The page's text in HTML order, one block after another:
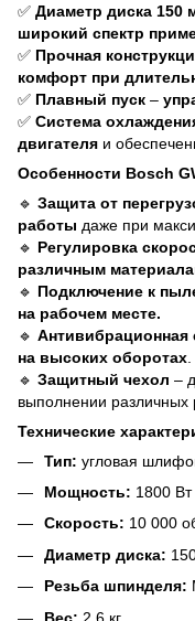
✅ Диаметр диска 150
широкий спектр
✅ Прочная
комфорт при
✅ Плавный пуск –
✅ Система
двигателя и
Особенности Bosch
🔹 Защита от
работы даже при
🔹 Регулировка
различным
🔹 Подключение к
на рабочем месте.
🔹 Антивибрационная
на высоких оборотах
🔹 Защитный чехол –
выполнении различных
Технические
Тип: угловая
Мощность: 1800 Вт
Скорость: 10 000
Диаметр диска:
Резьба шпинделя:
Вес: 2,6 кг